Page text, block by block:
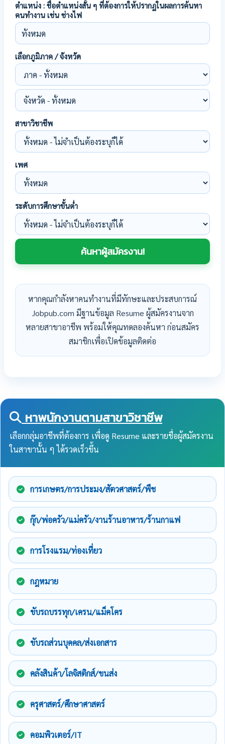
ตำแหน่ง : ชื่อตำแหน่งสั้น ๆ ที่ต้องการให้ปรากฏในผลการค้นหา
คนทำงาน เช่น ช่างไฟ
เลือกภูมิภาค / จังหวัด
สาขาวิชาชีพ
เพศ
ระดับการศึกษาขั้นต่ำ
หากคุณกำลังหาคนทำงานที่มีทักษะและประสบการณ์
Jobpub.com มีฐานข้อมูล Resume ผู้สมัครงานจาก
หลายสาขาอาชีพ พร้อมให้คุณทดลองค้นหา ก่อนสมัคร
สมาชิกเพื่อเปิดข้อมูลติดต่อ
หาพนักงานตามสาขาวิชาชีพ
เลือกกลุ่มอาชีพที่ต้องการ เพื่อดู Resume และรายชื่อผู้สมัครงาน
ในสาขานั้น ๆ ได้รวดเร็วขึ้น
การเกษตร/การประมง/สัตวศาสตร์/พืช
กุ๊ก/พ่อครัว/แม่ครัว/งานร้านอาหาร/ร้านกาแฟ
การโรงแรม/ท่องเที่ยว
กฎหมาย
ขับรถบรรทุก/เครน/แม็คโคร
ขับรถส่วนบุคคล/ส่งเอกสาร
คลังสินค้า/โลจิสติกส์/ขนส่ง
ครุศาสตร์/ศึกษาศาสตร์
คอมพิวเตอร์/IT